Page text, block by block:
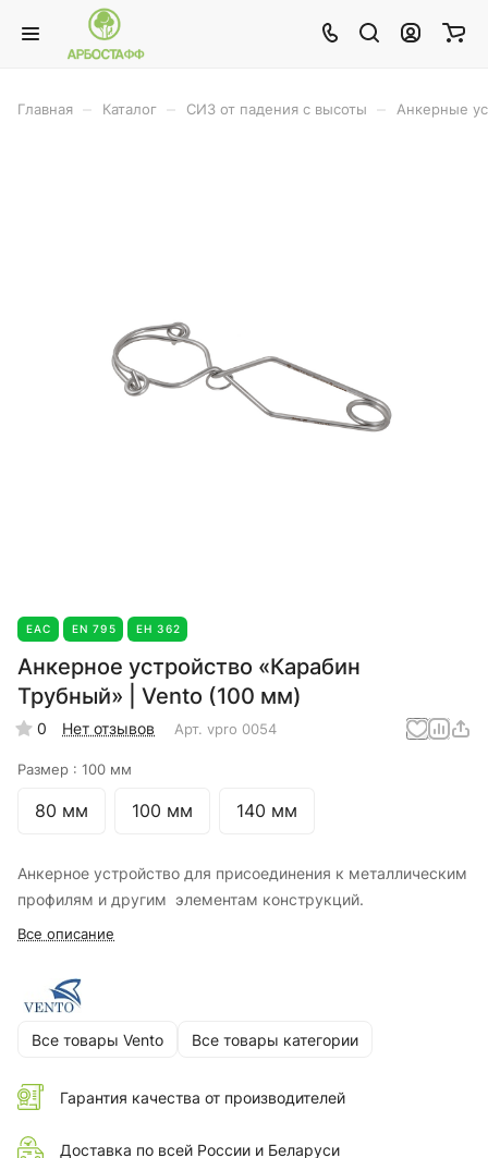
Главная Каталог СИЗ от падения с высоты Анкерные
EAC EN 795 ЕН 362
Анкерное устройство «Карабин
Трубный» | Vento (100 мм)
0 Нет отзывов Арт. vpro 0054
Размер : 100 мм
80 мм 100 мм 140 мм
Анкерное устройство для присоединения к металлическим
профилям и другим элементам конструкций.
Все описание
Все товары Vento Все товары категории
Гарантия качества от производителей
Доставка по всей России и Беларуси